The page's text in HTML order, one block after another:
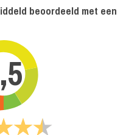
beoordeeld met een